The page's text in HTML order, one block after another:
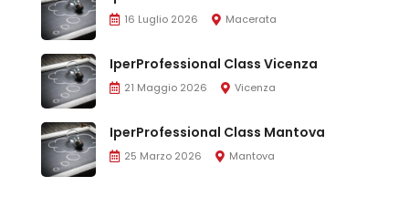
16 Luglio 2026 Macerata
IperProfessional Class Vicenza
21 Maggio 2026 Vicenza
IperProfessional Class Mantova
25 Marzo 2026 Mantova